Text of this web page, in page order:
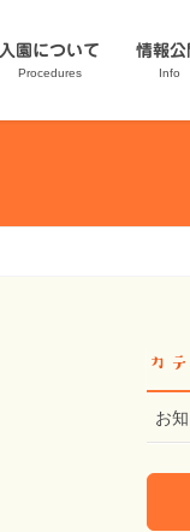
入園について
Procedures
情報公
Info
カ
お